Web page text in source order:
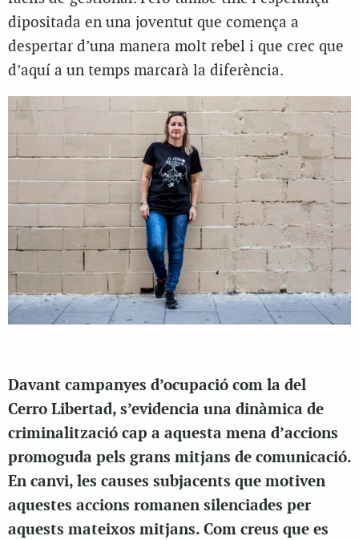
dipositada en una joventut que comença a
despertar d’una manera molt rebel i que crec que
d’aquí a un temps marcarà la diferència.
Davant campanyes d’ocupació com la del
Cerro Libertad, s’evidencia una dinàmica de
criminalització cap a aquesta mena d’accions
promoguda pels grans mitjans de comunicació.
En canvi, les causes subjacents que motiven
aquestes accions romanen silenciades per
aquests mateixos mitjans. Com creus que es